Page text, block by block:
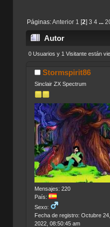
Páginas:Anterior 1 [2] 3 4 ...
Autor
veces)
0 Usuarios y 1 Visitante están
Stormspirit86
Sinclair ZX Spectrum
Mensajes: 220
País:
Sexo:
Fecha de registro: Octubre 24,
2022, 08:50:45 am